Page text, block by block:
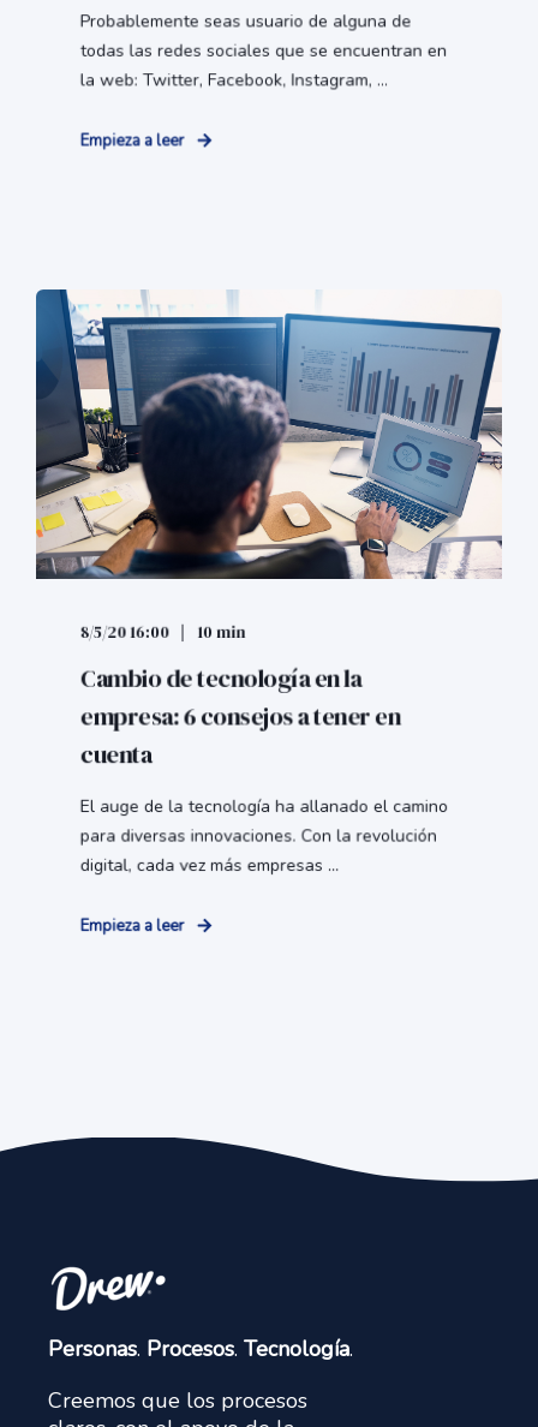
Probablemente seas usuario de alguna de
todas las redes sociales que se encuentran en
la web: Twitter, Facebook, Instagram, ...
Empieza a leer
8/5/20 16:00 10 min
Cambio de tecnología en la
empresa: 6 consejos a tener en
cuenta
El auge de la tecnología ha allanado el camino
para diversas innovaciones. Con la revolución
digital, cada vez más empresas ...
Empieza a leer
Personas. Procesos. Tecnología.
Creemos que los procesos